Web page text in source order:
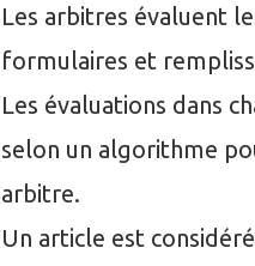
Les arbitres évaluent
formulaires et
Les évaluations dans
selon un algorithme
arbitre.
Un article est